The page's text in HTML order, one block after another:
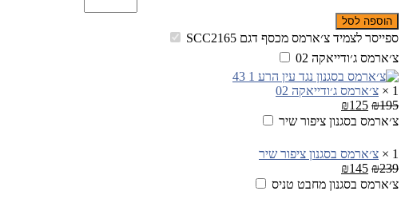
הוספה לסל
ספייסר לצמיד צ׳ארמס מכסף דגם SCC2165
צ׳ארמס ג׳ודייאקה 02
1
× צ׳ארמס ג׳ודייאקה 02
₪195
₪125
צ׳ארמס בסגנון ציפור שיר
1
× צ׳ארמס בסגנון ציפור שיר
₪239
₪145
צ׳ארמס בסגנון מחבט טניס